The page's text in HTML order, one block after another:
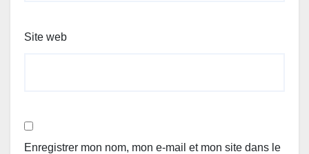
Site web
Enregistrer mon nom, mon e-mail et mon site dans le